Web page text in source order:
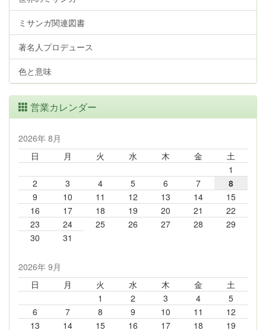
ミサンガ関連図書
著名人プロデュース
色と意味
営業カレンダー
2026年 8月
日
月 火 水 木 金
土
1
2
3 4 5 6 7
8
9
10 11 12 13 14
15
16
17 18 19 20 21
22
23
24 25 26 27 28
29
30
31
2026年 9月
日
月 火 水 木 金
土
1
2 3 4
5
6
7 8 9 10 11
12
13
14 15 16 17 18 19